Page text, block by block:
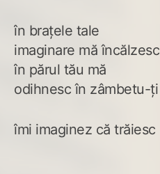
în brațele tale
imaginare mă încălzesc
în părul tău mă
odihnesc în zâmbetu-ți
îmi imaginez că trăiesc